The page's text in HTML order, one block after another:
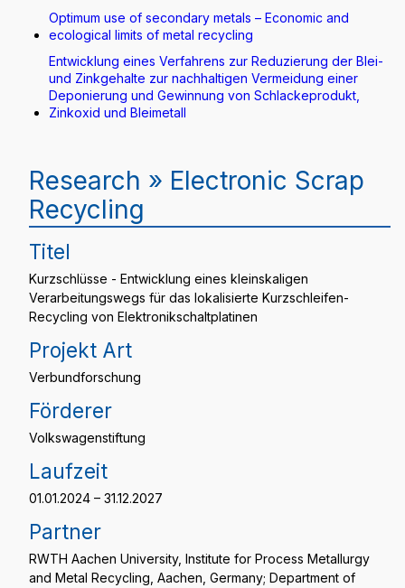
Optimum use of secondary metals – Economic and
ecological limits of metal recycling
Entwicklung eines Verfahrens zur Reduzierung der Blei-
und Zinkgehalte zur nachhaltigen Vermeidung einer
Deponierung und Gewinnung von Schlackeprodukt,
Zinkoxid und Bleimetall
Research » Electronic Scrap
Recycling
Titel
Kurzschlüsse - Entwicklung eines kleinskaligen
Verarbeitungswegs für das lokalisierte Kurzschleifen-
Recycling von Elektronikschaltplatinen
Projekt Art
Verbundforschung
Förderer
Volkswagenstiftung
Laufzeit
01.01.2024 – 31.12.2027
Partner
RWTH Aachen University, Institute for Process Metallurgy
and Metal Recycling, Aachen, Germany; Department of